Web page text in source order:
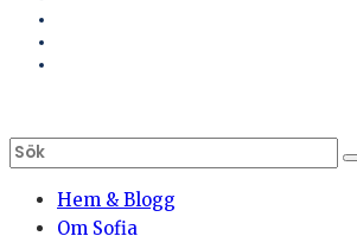
Hem & Blogg
Om Sofia